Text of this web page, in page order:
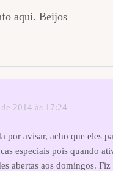
aqui. Beijos
2014 às 17:24
por avisar, acho que eles
especiais pois quando
abertas aos domingos.